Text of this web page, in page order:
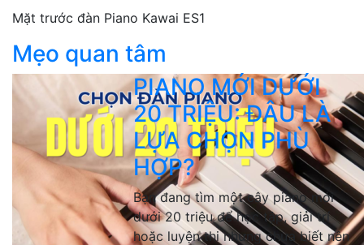
Mặt trước đàn Piano Kawai ES1
Mẹo quan tâm
PIANO MỚI DƯỚI
20 TRIỆU: ĐÂU LÀ
LỰA CHỌN PHÙ
HỢP?
Bạn đang tìm một cây piano mới
dưới 20 triệu để học tập, giải trí
hoặc luyện thi nhưng chưa biết nên